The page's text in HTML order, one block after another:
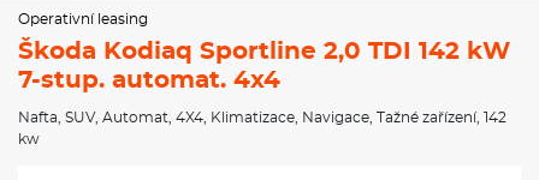
Operativní leasing
Škoda Kodiaq Sportline 2,0 TDI 142 kW
7-stup. automat. 4x4
Nafta SUV, Automat 4X4 Klimatizace Navigace Tažné zařízení, 142
kw